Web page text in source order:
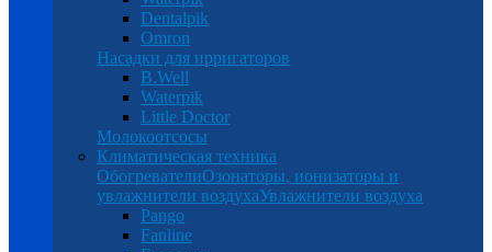
Dentalpik
Omron
Насадки для ирригаторов
B.Well
Waterpik
Little Doctor
Молокоотсосы
Климатическая техника
ОбогревателиОзонаторы, ионизаторы и
увлажнители воздухаУвлажнители воздуха
Pango
Fanline